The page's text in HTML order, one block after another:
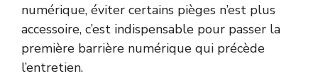
numérique, éviter certains pièges n’est plus
accessoire, c’est indispensable pour passer la
première barrière numérique qui précède
l’entretien.